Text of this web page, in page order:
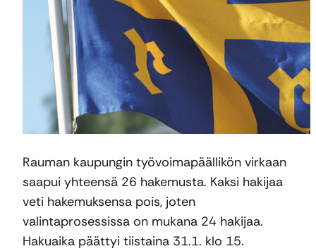
Rauman kaupungin työvoimapäällikön virkaan
saapui yhteensä 26 hakemusta. Kaksi hakijaa
veti hakemuksensa pois, joten
valintaprosessissa on mukana 24 hakijaa.
Hakuaika päättyi tiistaina 31.1. klo 15.